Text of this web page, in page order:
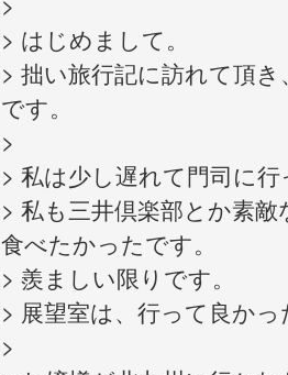
> はじめまして。
> 拙い旅行記に訪れて頂
です。
>
> 私は少し遅れて門司に
> 私も三井倶楽部とか素
食べたかったです。
> 羨ましい限りです。
> 展望室は、行って良か
>